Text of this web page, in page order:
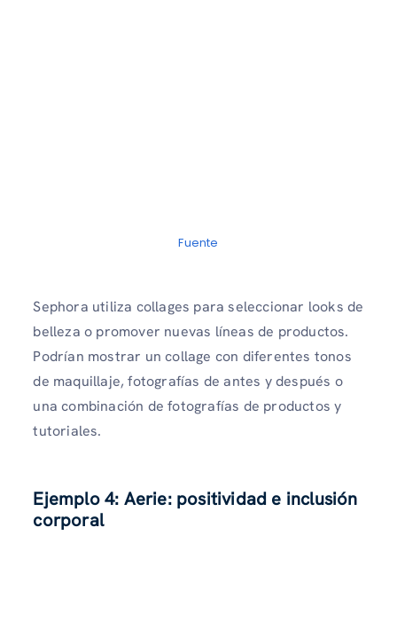
Fuente
Sephora utiliza collages para seleccionar looks de
belleza o promover nuevas líneas de productos.
Podrían mostrar un collage con diferentes tonos
de maquillaje, fotografías de antes y después o
una combinación de fotografías de productos y
tutoriales.
Ejemplo 4: Aerie: positividad e inclusión
corporal